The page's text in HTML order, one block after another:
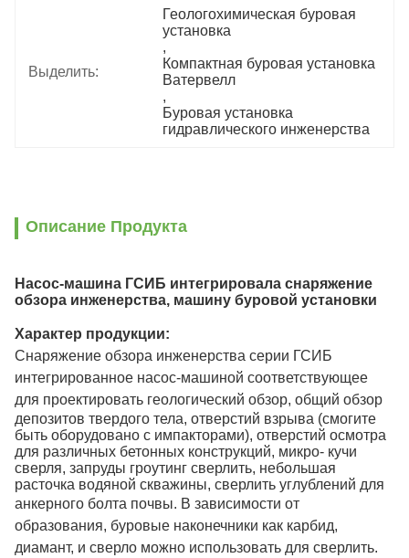
Выделить:
Геологохимическая буровая
установка
,
Компактная буровая установка
Ватервелл
,
Буровая установка
гидравлического инженерства
Описание Продукта
Насос-машина ГСИБ интегрировала снаряжение
обзора инженерства, машину буровой установки
Характер продукции:
Снаряжение обзора инженерства серии ГСИБ
интегрированное насос-машиной соответствующее
для проектировать геологический обзор, общий обзор
депозитов твердого тела, отверстий взрыва (смогите
быть оборудовано с импакторами), отверстий осмотра
для различных бетонных конструкций, микро- кучи
сверля, запруды гроутинг сверлить, небольшая
расточка водяной скважины, сверлить углублений для
анкерного болта почвы. В зависимости от
образования, буровые наконечники как карбид,
диамант, и сверло можно использовать для сверлить.